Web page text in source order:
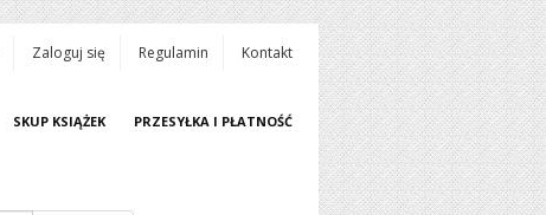
Zaloguj się Regulamin Kontakt
SKUP KSIĄŻEK PRZESYŁKA I PŁATNOŚĆ